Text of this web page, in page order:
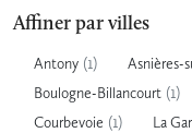
Affiner par villes
Antony (1) Asnières-
Boulogne-Billancourt (1)
Courbevoie (1) La